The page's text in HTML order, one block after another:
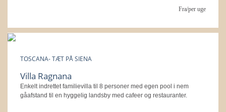
Fra/per uge
TOSCANA- TÆT PÅ SIENA
Villa Ragnana
Enkelt indrettet familievilla til 8 personer med egen pool i nem
gåafstand til en hyggelig landsby med cafeer og restauranter.